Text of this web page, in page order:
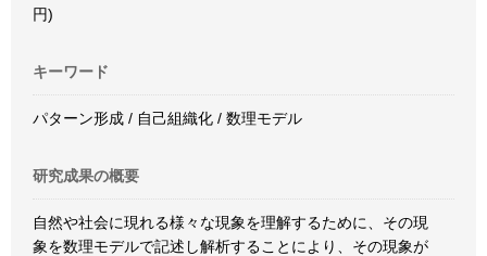
円)
キーワード
パターン形成 / 自己組織化 / 数理モデル
研究成果の概要
自然や社会に現れる様々な現象を理解するために、その現
象を数理モデルで記述し解析することにより、その現象が